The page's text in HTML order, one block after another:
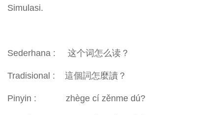
Simulasi.
Sederhana : 这个词怎么读？
Tradisional : 這個詞怎麼讀？
Pinyin : zhège cí zěnme dú?